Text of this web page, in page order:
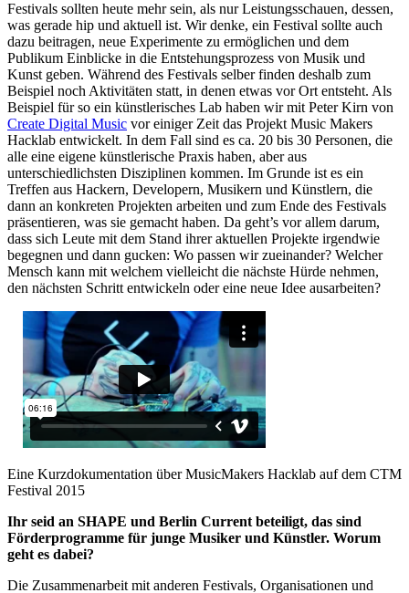
Festivals sollten heute mehr sein, als nur Leistungsschauen, dessen,
was gerade hip und aktuell ist. Wir denke, ein Festival sollte auch
dazu beitragen, neue Experimente zu ermöglichen und dem
Publikum Einblicke in die Entstehungsprozess von Musik und
Kunst geben. Während des Festivals selber finden deshalb zum
Beispiel noch Aktivitäten statt, in denen etwas vor Ort entsteht. Als
Beispiel für so ein künstlerisches Lab haben wir mit Peter Kirn von
Create Digital Music vor einiger Zeit das Projekt Music Makers
Hacklab entwickelt. In dem Fall sind es ca. 20 bis 30 Personen, die
alle eine eigene künstlerische Praxis haben, aber aus
unterschiedlichsten Disziplinen kommen. Im Grunde ist es ein
Treffen aus Hackern, Developern, Musikern und Künstlern, die
dann an konkreten Projekten arbeiten und zum Ende des Festivals
präsentieren, was sie gemacht haben. Da geht’s vor allem darum,
dass sich Leute mit dem Stand ihrer aktuellen Projekte irgendwie
begegnen und dann gucken: Wo passen wir zueinander? Welcher
Mensch kann mit welchem vielleicht die nächste Hürde nehmen,
den nächsten Schritt entwickeln oder eine neue Idee ausarbeiten?
Eine Kurzdokumentation über MusicMakers Hacklab auf dem CTM
Festival 2015
Ihr seid an SHAPE und Berlin Current beteiligt, das sind
Förderprogramme für junge Musiker und Künstler. Worum
geht es dabei?
Die Zusammenarbeit mit anderen Festivals, Organisationen und